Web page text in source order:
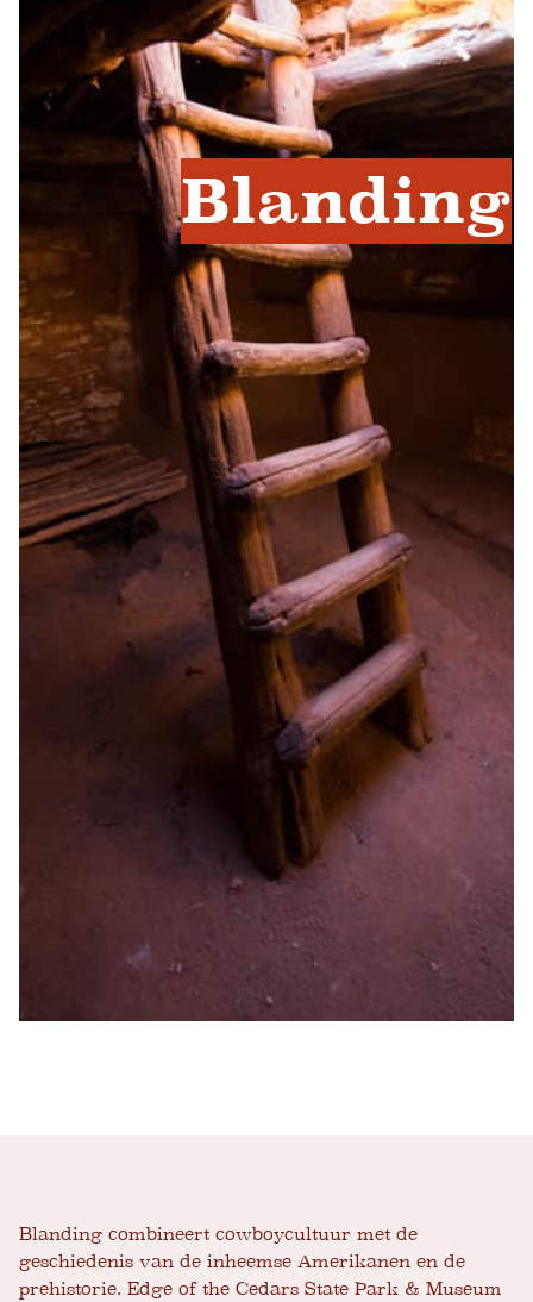
Blanding
Blanding combineert cowboycultuur met de
geschiedenis van de inheemse Amerikanen en de
prehistorie. Edge of the Cedars State Park & Museum